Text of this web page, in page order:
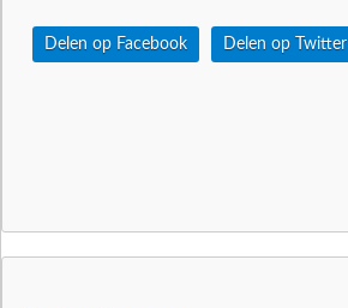
Delen op Facebook Delen op Twitter